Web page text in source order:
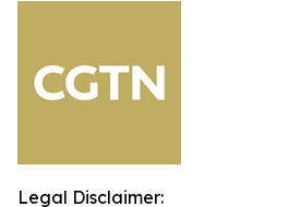
Legal Disclaimer: